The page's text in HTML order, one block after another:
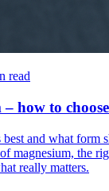
read
– how to
and what form
magnesium, the
really matters.